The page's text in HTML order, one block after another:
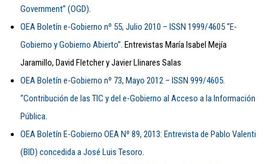
Government” (OGD).
OEA Boletín e-Gobierno nº 55, Julio 2010 – ISSN 1999/4605 “E-
Gobierno y Gobierno Abierto”.Entrevistas María Isabel Mejía
Jaramillo, David Fletcher y Javier Llinares Salas
OEA Boletín e-Gobierno nº 73, Mayo 2012 – ISSN 999/4605.
“Contribución de las TIC y del e-Gobierno al Acceso a la Información
Pública.
OEA Boletín E-Gobierno OEA Nº 89, 2013: Entrevista de Pablo Valenti
(BID) concedida a José Luis Tesoro.